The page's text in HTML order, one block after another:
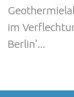
im
Berlin’...